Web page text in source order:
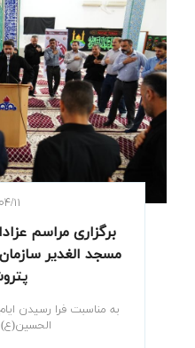
برگزاری مراسم
مسجد الغدیر
به مناسبت فرا رسیدن
الحسین(ع)